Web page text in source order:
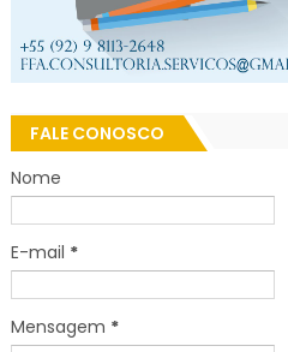
FALE CONOSCO
Nome
E-mail *
Mensagem *